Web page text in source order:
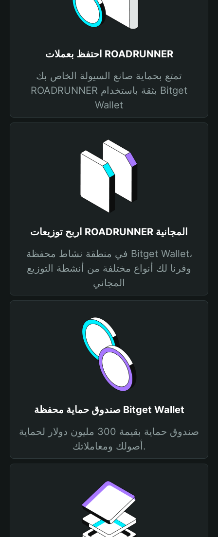
احتفظ بعملات ROADRUNNER
تمتع بحماية صانع السيولة الخاص بك
ROADRUNNER بثقة باستخدام Bitget
Wallet
اربح توزيعات ROADRUNNER المجانية
في منطقة نشاط محفظة Bitget Wallet،
وفرنا لك أنواع مختلفة من أنشطة التوزيع
المجاني
صندوق حماية محفظة Bitget Wallet
صندوق حماية بقيمة 300 مليون دولار لحماية
أصولك ومعاملاتك.